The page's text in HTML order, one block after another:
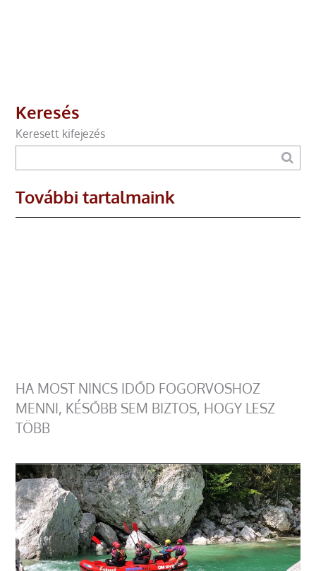
Keresés
Keresett kifejezés
További tartalmaink
HA MOST NINCS IDŐD FOGORVOSHOZ
MENNI, KÉSŐBB SEM BIZTOS, HOGY LESZ
TÖBB